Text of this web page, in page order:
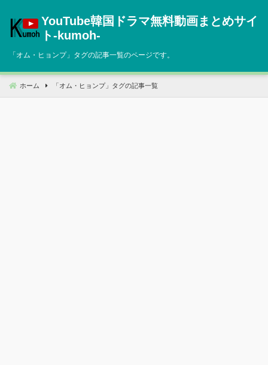
へ
動
YouTube韓国ドラマ無料動画まとめサイ
ト‐kumoh‐
「オム・ヒョンプ」タグの記事一覧のページです。
ホーム 「 オム・ヒョンプ 」タグの記事一覧